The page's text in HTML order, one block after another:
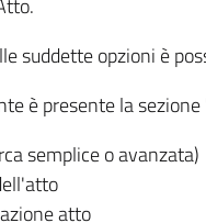
suddette opzioni è
è presente la
semplice o avanzata)
atto